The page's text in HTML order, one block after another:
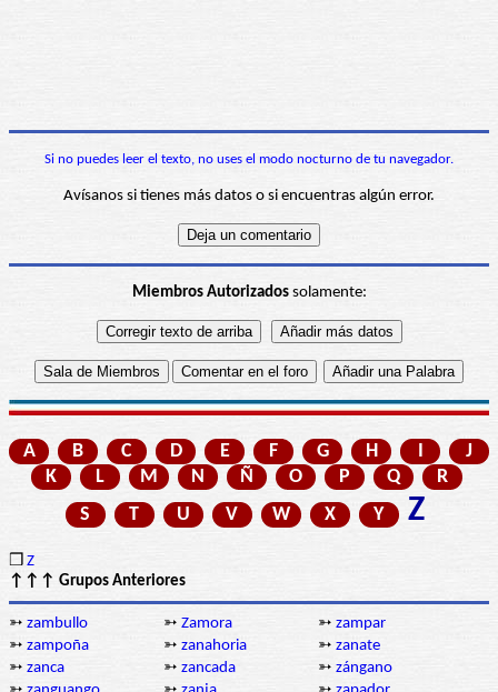
Si no puedes leer el texto, no uses el modo nocturno de tu navegador.
Avísanos si tienes más datos o si encuentras algún error.
Miembros Autorizadossolamente:
A B C D E F G H I
J
K
L M N Ñ O P Q
R
S
T U V W X Y Z
❒ Z
↑↑↑ Grupos Anteriores
➳ zambullo ➳ Zamora ➳ zampar
➳ zampoña ➳ zanahoria ➳ zanate
➳ zanca ➳ zancada ➳ zángano